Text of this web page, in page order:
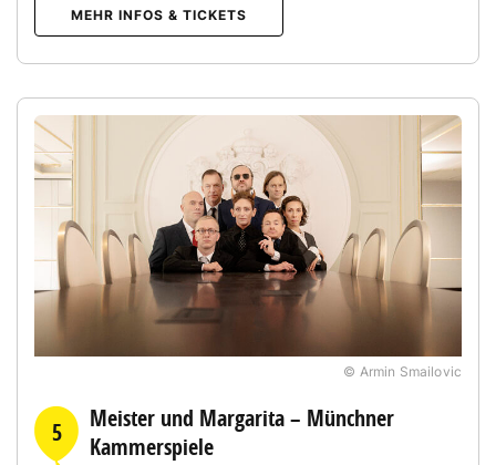
MEHR INFOS & TICKETS
© Armin Smailovic
5
Meister und Margarita – Münchner
Kammerspiele